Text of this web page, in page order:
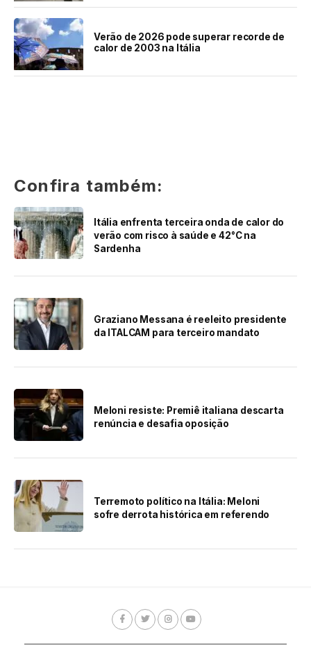
Verão de 2026 pode superar recorde de
calor de 2003 na Itália
Confira também:
Itália enfrenta terceira onda de calor do
verão com risco à saúde e 42°C na
Sardenha
Graziano Messana é reeleito presidente
da ITALCAM para terceiro mandato
Meloni resiste: Premiê italiana descarta
renúncia e desafia oposição
Terremoto político na Itália: Meloni
sofre derrota histórica em referendo